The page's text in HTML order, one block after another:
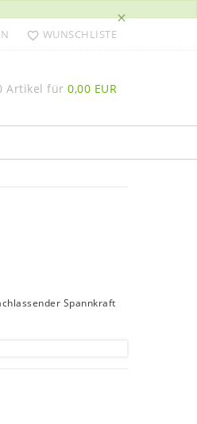
×
WUNSCHLISTE
Artikel für 0,00 EUR
Spannkraft